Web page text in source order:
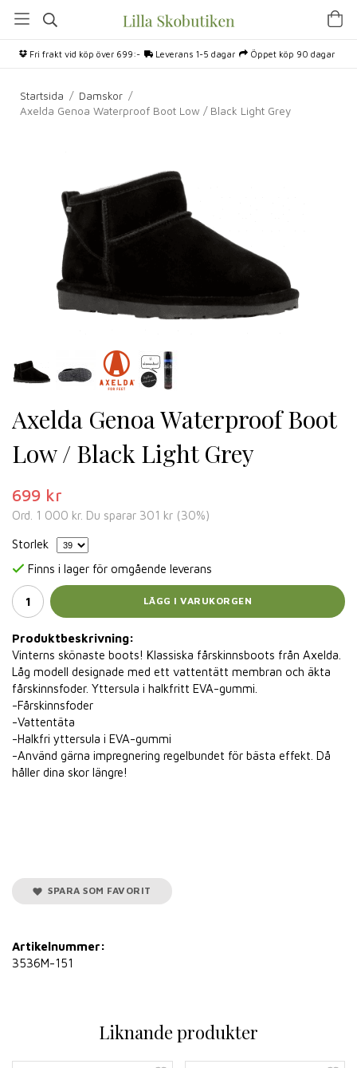
Fri frakt vid köp över 699:- Leverans 1-5 dagar Öppet köp 90 dagar
Startsida / Damskor /
Axelda Genoa Waterproof Boot Low / Black Light Grey
Axelda Genoa Waterproof Boot
Low / Black Light Grey
699 kr
Ord. 1 000 kr. Du sparar 301 kr (30%)
Storlek
Finns i lager för omgående leverans
LÄGG I VARUKORGEN
Produktbeskrivning:
Vinterns skönaste boots! Klassiska fårskinnsboots från Axelda.
Låg modell designade med ett vattentätt membran och äkta
fårskinnsfoder. Yttersula i halkfritt EVA-gummi.
-Fårskinnsfoder
-Vattentäta
-Halkfri yttersula i EVA-gummi
-Använd gärna impregnering regelbundet för bästa effekt. Då
håller dina skor längre!
SPARA SOM FAVORIT
Artikelnummer:
3536M-151
Liknande produkter